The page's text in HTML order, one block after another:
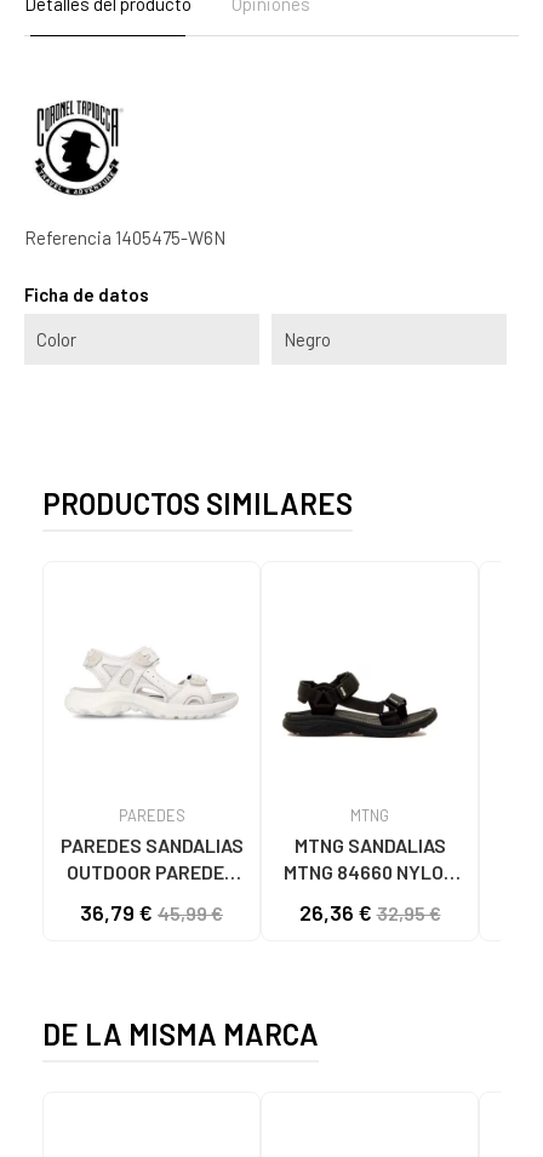
Referencia 1405475-W6N
Ficha de datos
Color Negro
PRODUCTOS SIMILARES
PAREDES
PAREDES SANDALIAS
OUTDOOR PAREDES
BLANCO BLANCO
36,79 € 45,99 €
MTNG
MTNG SANDALIAS
MTNG 84660 NYLON
C56216 - NYLON
26,36 €32,95 €
DE LA MISMA MARCA